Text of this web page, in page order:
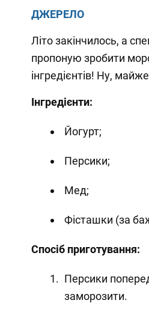
ДЖЕРЕЛО
Літо закінчилось, а
пропоную зробити
інгредієнтів! Ну,
Інгредієнти:
Йогурт;
Персики;
Мед;
Фісташки (за
Спосіб приготування:
Персики
заморозити.